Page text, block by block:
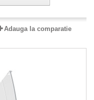
Adauga la comparatie